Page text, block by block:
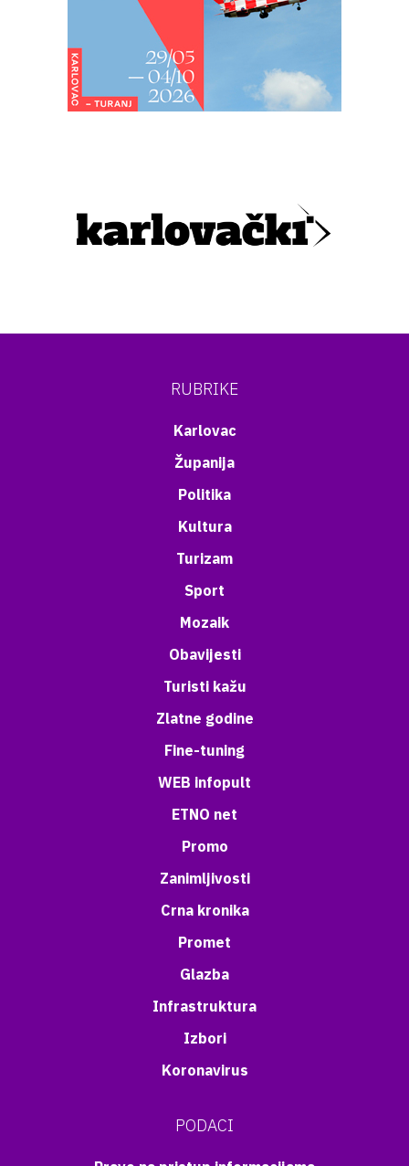
RUBRIKE
Karlovac
Županija
Politika
Kultura
Turizam
Sport
Mozaik
Obavijesti
Turisti kažu
Zlatne godine
Fine-tuning
WEB infopult
ETNO net
Promo
Zanimljivosti
Crna kronika
Promet
Glazba
Infrastruktura
Izbori
Koronavirus
PODACI